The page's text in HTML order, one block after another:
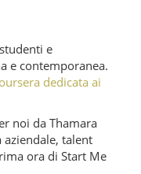
e
e contemporanea.
dedicata ai
noi da Thamara
aziendale, talent
ora di Start Me